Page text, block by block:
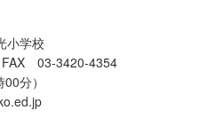
小学校
03-3420-4354
分）